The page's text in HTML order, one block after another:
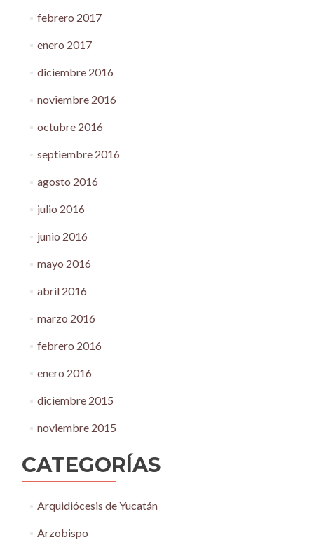
febrero 2017
enero 2017
diciembre 2016
noviembre 2016
octubre 2016
septiembre 2016
agosto 2016
julio 2016
junio 2016
mayo 2016
abril 2016
marzo 2016
febrero 2016
enero 2016
diciembre 2015
noviembre 2015
CATEGORÍAS
Arquidiócesis de Yucatán
Arzobispo